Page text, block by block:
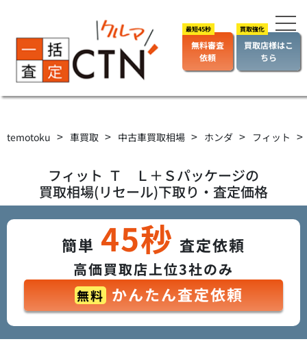
無料審査
依頼
買取店様はこ
ちら
temotoku > 車買取 > 中古車買取相場 > ホンダ > フィット >
フィット Ｔ Ｌ＋Ｓパッケージの
買取相場(リセール)下取り・査定価格
簡単 45秒 査定依頼
高価買取店上位3社のみ
無料 かんたん査定依頼